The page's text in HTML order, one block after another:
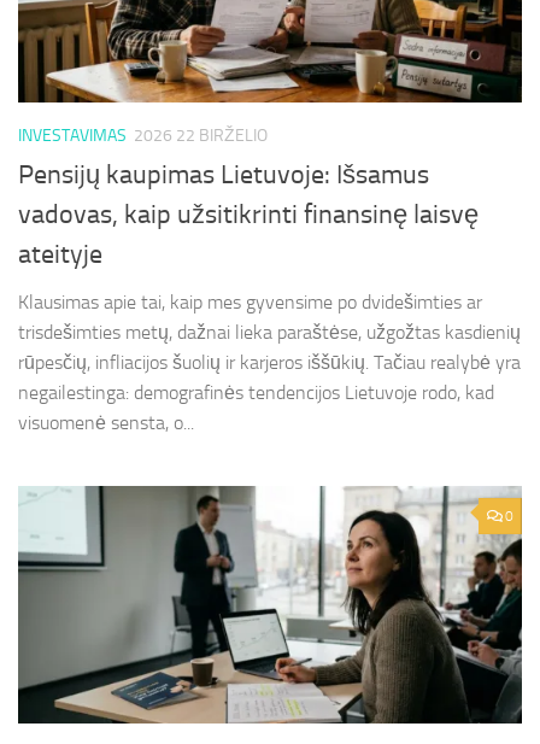
INVESTAVIMAS 2026 22 BIRŽELIO
Pensijų kaupimas Lietuvoje: Išsamus
vadovas, kaip užsitikrinti finansinę laisvę
ateityje
Klausimas apie tai, kaip mes gyvensime po dvidešimties ar
trisdešimties metų, dažnai lieka paraštėse, užgožtas kasdienių
rūpesčių, infliacijos šuolių ir karjeros iššūkių. Tačiau realybė yra
negailestinga: demografinės tendencijos Lietuvoje rodo, kad
visuomenė sensta, o...
0